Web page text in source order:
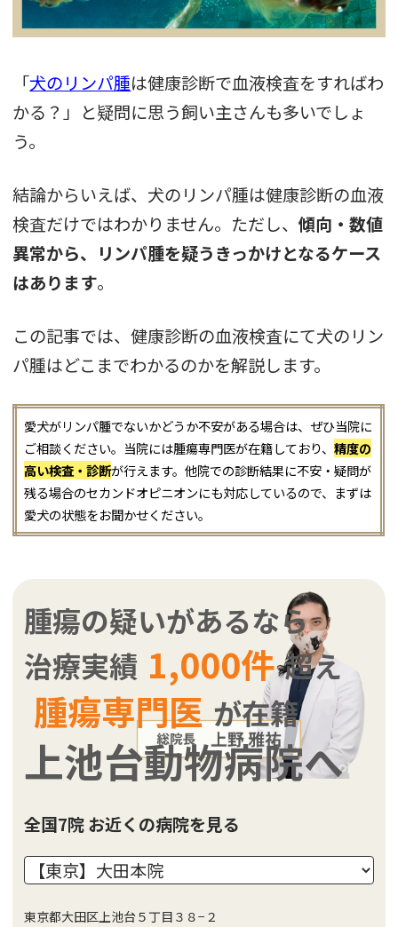
「犬のリンパ腫は健康診断で血液検査をすればわ
かる？」と疑問に思う飼い主さんも多いでしょ
う。
結論からいえば、犬のリンパ腫は健康診断の血液
検査だけではわかりません。ただし、傾向・数値
異常から、リンパ腫を疑うきっかけとなるケース
はあります。
この記事では、健康診断の血液検査にて犬のリン
パ腫はどこまでわかるのかを解説します。
愛犬がリンパ腫でないかどうか不安がある場合は、ぜひ当院に
ご相談ください。当院には腫瘍専門医が在籍しており、 精度の
高い検査・診断が行えます。他院での診断結果に不安・疑問が
残る場合のセカンドオピニオンにも対応しているので、まずは
愛犬の状態をお聞かせください。
腫瘍の疑いがあるなら
治療実績 1,000件 超え
腫瘍専門医 が在籍
上池台動物病院へ
全国7院 お近くの病院を見る
東京都大田区上池台５丁目３８−２